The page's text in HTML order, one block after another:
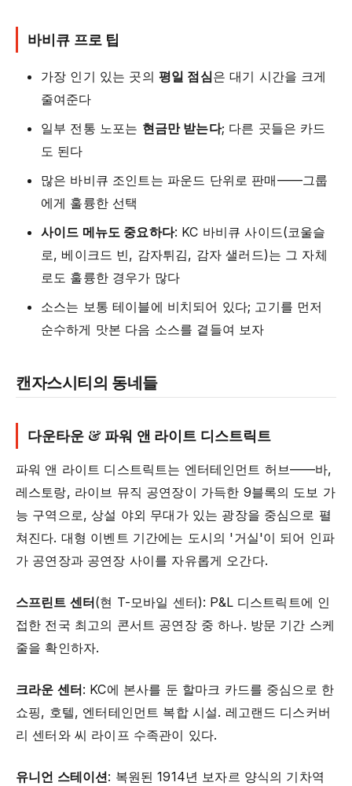
바비큐 프로 팁
가장 인기 있는 곳의 평일 점심은 대기 시간을 크게
줄여준다
일부 전통 노포는 현금만 받는다; 다른 곳들은 카드
도 된다
많은 바비큐 조인트는 파운드 단위로 판매——그룹
에게 훌륭한 선택
사이드 메뉴도 중요하다: KC 바비큐 사이드(코울슬
로, 베이크드 빈, 감자튀김, 감자 샐러드)는 그 자체
로도 훌륭한 경우가 많다
소스는 보통 테이블에 비치되어 있다; 고기를 먼저
순수하게 맛본 다음 소스를 곁들여 보자
캔자스시티의 동네들
다운타운 & 파워 앤 라이트 디스트릭트
파워 앤 라이트 디스트릭트는 엔터테인먼트 허브——바,
레스토랑, 라이브 뮤직 공연장이 가득한 9블록의 도보 가
능 구역으로, 상설 야외 무대가 있는 광장을 중심으로 펼
쳐진다. 대형 이벤트 기간에는 도시의 '거실'이 되어 인파
가 공연장과 공연장 사이를 자유롭게 오간다.
스프린트 센터(현 T-모바일 센터): P&L 디스트릭트에 인
접한 전국 최고의 콘서트 공연장 중 하나. 방문 기간 스케
줄을 확인하자.
크라운 센터: KC에 본사를 둔 할마크 카드를 중심으로 한
쇼핑, 호텔, 엔터테인먼트 복합 시설. 레고랜드 디스커버
리 센터와 씨 라이프 수족관이 있다.
유니언 스테이션: 복원된 1914년 보자르 양식의 기차역